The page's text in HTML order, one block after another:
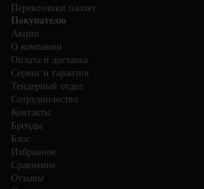
Перевозчики паллет
Покупателю
Акции
О компании
Оплата и доставка
Сервис и гарантия
Тендерный отдел
Сотрудничество
Контакты
Бренды
Блог
Избранное
Сравнение
Отзывы